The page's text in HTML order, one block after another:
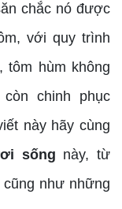
chắc nó được
với quy trình
tôm hùm không
chinh phục
này hãy cùng
sống này, từ
như những